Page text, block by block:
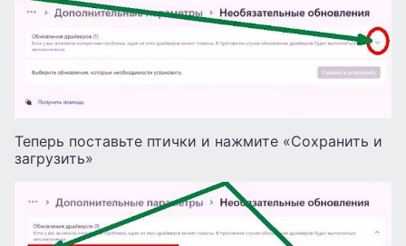
Теперь поставьте птички и нажмите «Сохранить и
загрузить»